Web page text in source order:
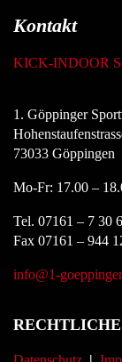
Kontakt
KICK-INDOOR
1. Göppinger
73033 Göppingen
Mo-Fr: 17.00 –
Tel. 07161 – 7 30
Fax 07161 – 944
info@1-